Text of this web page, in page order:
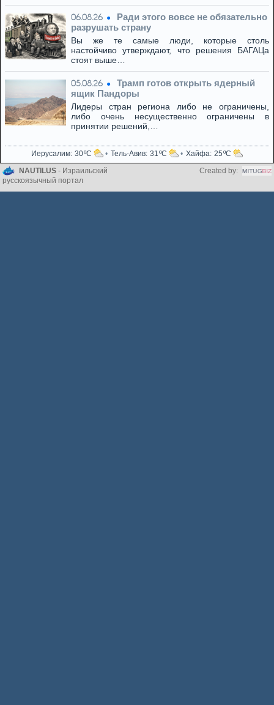
06.08.26
Ради этого вовсе не обязательно
разрушать страну
Вы же те самые люди, которые столь
настойчиво утверждают, что решения БАГАЦа
стоят выше…
05.08.26
Трамп готов открыть ядерный
ящик Пандоры
Лидеры стран региона либо не ограничены,
либо очень несущественно ограничены в
принятии решений,…
Иерусалим 30 Тель-Авив 31 Хайфа 25
NAUTILUS - Израильский
русскоязычный портал
Created by: